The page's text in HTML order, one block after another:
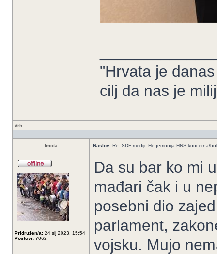
"Hrvata je
cilj da nas je
Vrh
Imota Naslov: Re: SDF mediji: Hegemonija HNS koncerna/
Pridružen/a: 24 sij 2023, 15:54
Postovi: 7062
Da su bar ko mi
mađari čak i u
posebni dio
parlament,
vojsku. Mujo